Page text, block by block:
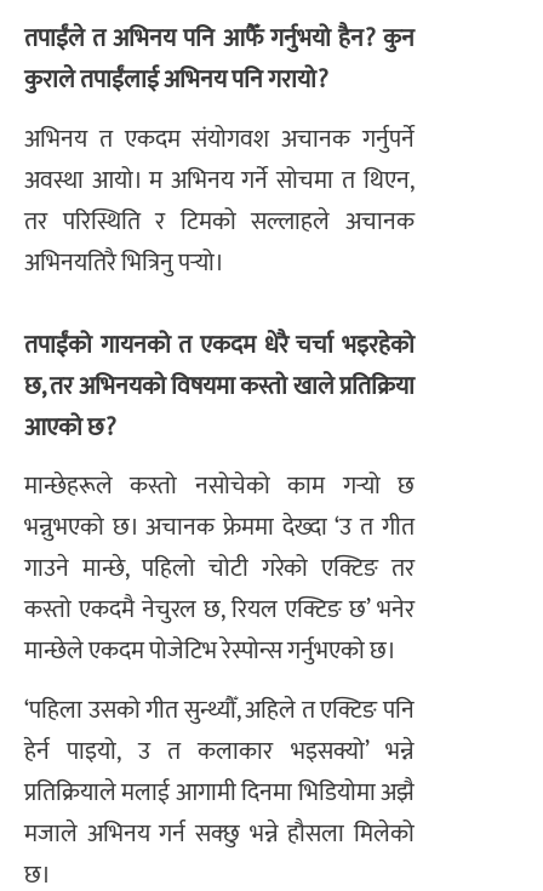
तपाईंले त अभिनय पनि आफैँ गर्नुभयो हैन? कुन
कुराले तपाईंलाई अभिनय पनि गरायो?
अभिनय त एकदम संयोगवश अचानक गर्नुपर्ने
अवस्था आयो। म अभिनय गर्ने सोचमा त थिएन,
तर परिस्थिति र टिमको सल्लाहले अचानक
अभिनयतिरै भित्रिनु पर्‍यो।
तपाईंको गायनको त एकदम धेरै चर्चा भइरहेको
छ, तर अभिनयको विषयमा कस्तो खाले प्रतिक्रिया
आएको छ?
मान्छेहरूले कस्तो नसोचेको काम गर्‍यो छ
भन्नुभएको छ। अचानक फ्रेममा देख्दा ‘उ त गीत
गाउने मान्छे, पहिलो चोटी गरेको एक्टिङ तर
कस्तो एकदमै नेचुरल छ, रियल एक्टिङ छ’ भनेर
मान्छेले एकदम पोजेटिभ रेस्पोन्स गर्नुभएको छ।
‘पहिला उसको गीत सुन्थ्यौँ, अहिले त एक्टिङ पनि
हेर्न पाइयो, उ त कलाकार भइसक्यो’ भन्ने
प्रतिक्रियाले मलाई आगामी दिनमा भिडियोमा अझै
मजाले अभिनय गर्न सक्छु भन्ने हौसला मिलेको
छ।